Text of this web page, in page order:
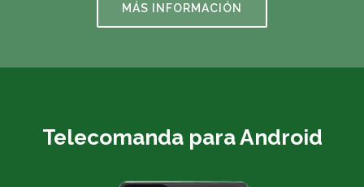
MÁS INFORMACIÓN
Telecomanda para Android